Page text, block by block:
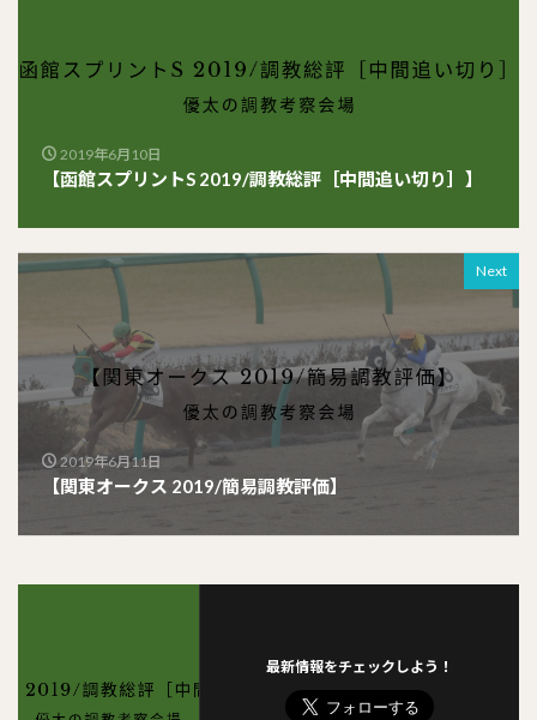
2019年6月10日
【函館スプリントS 2019/調教総評［中間追い切り］】
Next
2019年6月11日
【関東オークス 2019/簡易調教評価】
最新情報をチェックしよう！